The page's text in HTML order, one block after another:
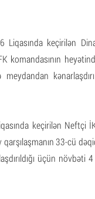
keçirilən
komandasının
keçirilən Neftçi
qarşılaşmanın 33-cü
üçün növbəti